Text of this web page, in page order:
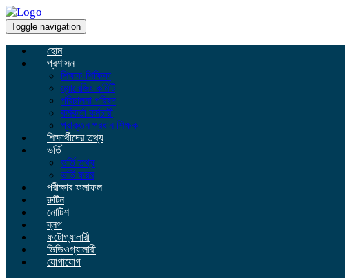
Toggle navigation
হোম
প্রশাসন
শিক্ষক-শিক্ষিকা
ম্যানেজিং কমিটি
পরিচালনা পরিষদ
কর্মকর্তা কর্মচারী
প্রাক্তন প্রধান শিক্ষক
শিক্ষার্থীদের তথ্য
ভর্তি
ভর্তি তথ্য
ভর্তি ফরম
পরীক্ষার ফলাফল
রুটিন
নোটিশ
ব্লগ
ফটোগ্যালারী
ভিডিওগ্যালারী
যোগাযোগ